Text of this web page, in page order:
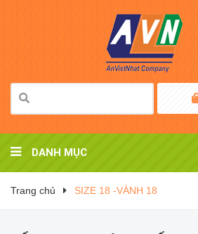
DANH MỤC
Trang chủ SIZE 18 -VÀNH 18